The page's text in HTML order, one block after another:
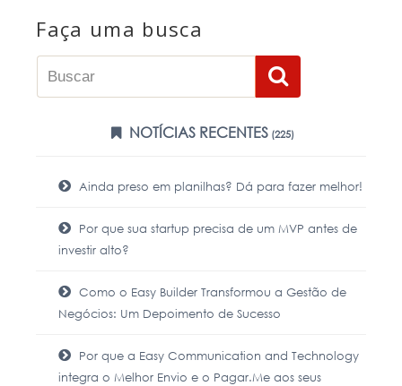
Faça uma busca
NOTÍCIAS RECENTES(225)
Ainda preso em planilhas? Dá para fazer melhor!
Por que sua startup precisa de um MVP antes de
investir alto?
Como o Easy Builder Transformou a Gestão de
Negócios: Um Depoimento de Sucesso
Por que a Easy Communication and Technology
integra o Melhor Envio e o Pagar.Me aos seus